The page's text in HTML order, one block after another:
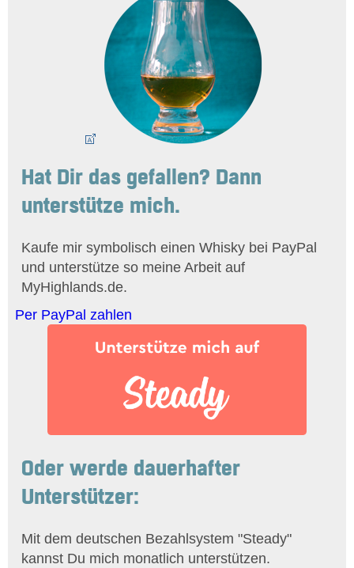
Hat Dir das gefallen? Dann
unterstütze mich.
Kaufe mir symbolisch einen Whisky bei PayPal
und unterstütze so meine Arbeit auf
MyHighlands.de.
Per PayPal zahlen
Oder werde dauerhafter
Unterstützer:
Mit dem deutschen Bezahlsystem "Steady"
kannst Du mich monatlich unterstützen.